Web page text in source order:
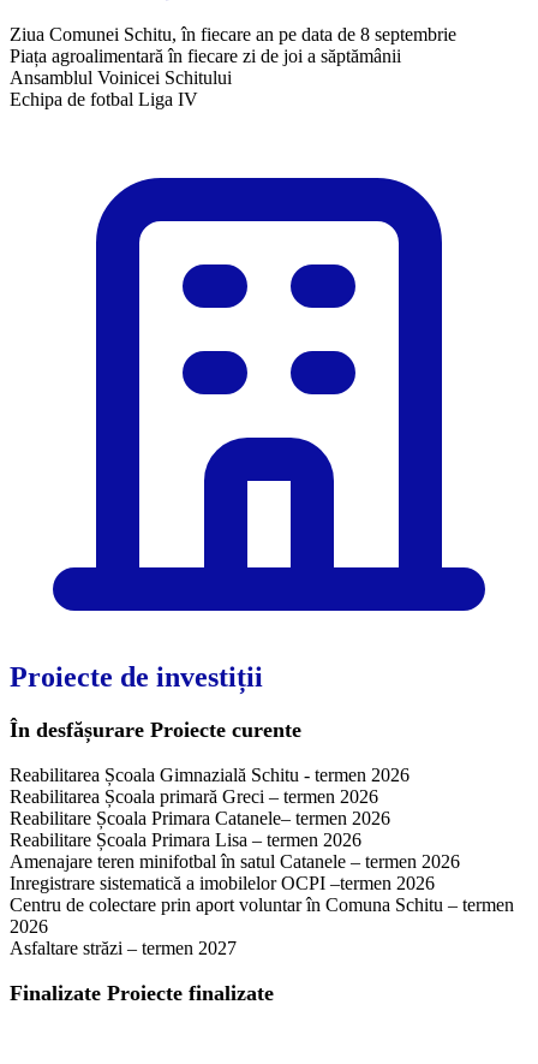
Ziua Comunei Schitu, în fiecare an pe data de 8 septembrie
Piața agroalimentară în fiecare zi de joi a săptămânii
Ansamblul Voinicei Schitului
Echipa de fotbal Liga IV
Proiecte de investiții
În desfășurare Proiecte curente
Reabilitarea Școala Gimnazială Schitu - termen 2026
Reabilitarea Școala primară Greci – termen 2026
Reabilitare Școala Primara Catanele– termen 2026
Reabilitare Școala Primara Lisa – termen 2026
Amenajare teren minifotbal în satul Catanele – termen 2026
Inregistrare sistematică a imobilelor OCPI –termen 2026
Centru de colectare prin aport voluntar în Comuna Schitu – termen
2026
Asfaltare străzi – termen 2027
Finalizate Proiecte finalizate